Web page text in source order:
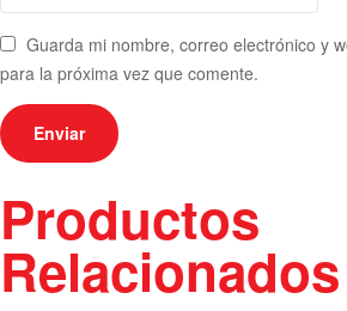
Guarda mi nombre, correo electrónico y
para la próxima vez que comente.
Productos
Relacionados